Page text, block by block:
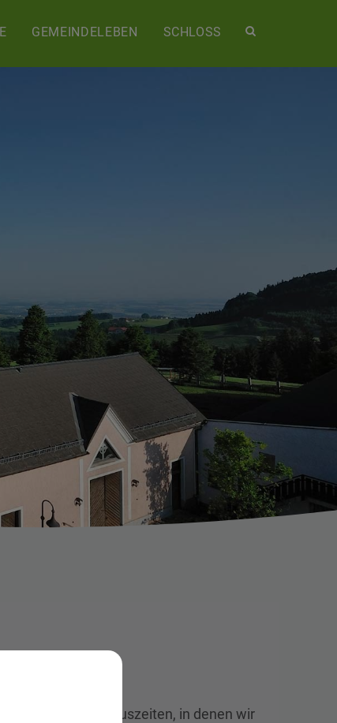
Site
GEMEINDELEBEN SCHLOSS
wichtiger sind Auszeiten, in denen wir